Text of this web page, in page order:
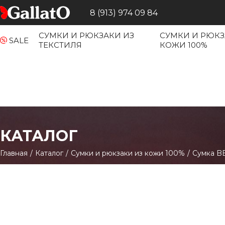
8 (913) 974 09 84
SALE
СУМКИ И РЮКЗАКИ ИЗ
ТЕКСТИЛЯ
СУМКИ И
КОЖИ 100%
КАТАЛОГ
Главная / Каталог / Сумки и рюкзаки из кожи 100% / Сумка